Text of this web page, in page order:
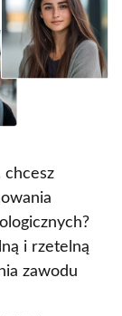
chcesz
i rzetelną
zawodu